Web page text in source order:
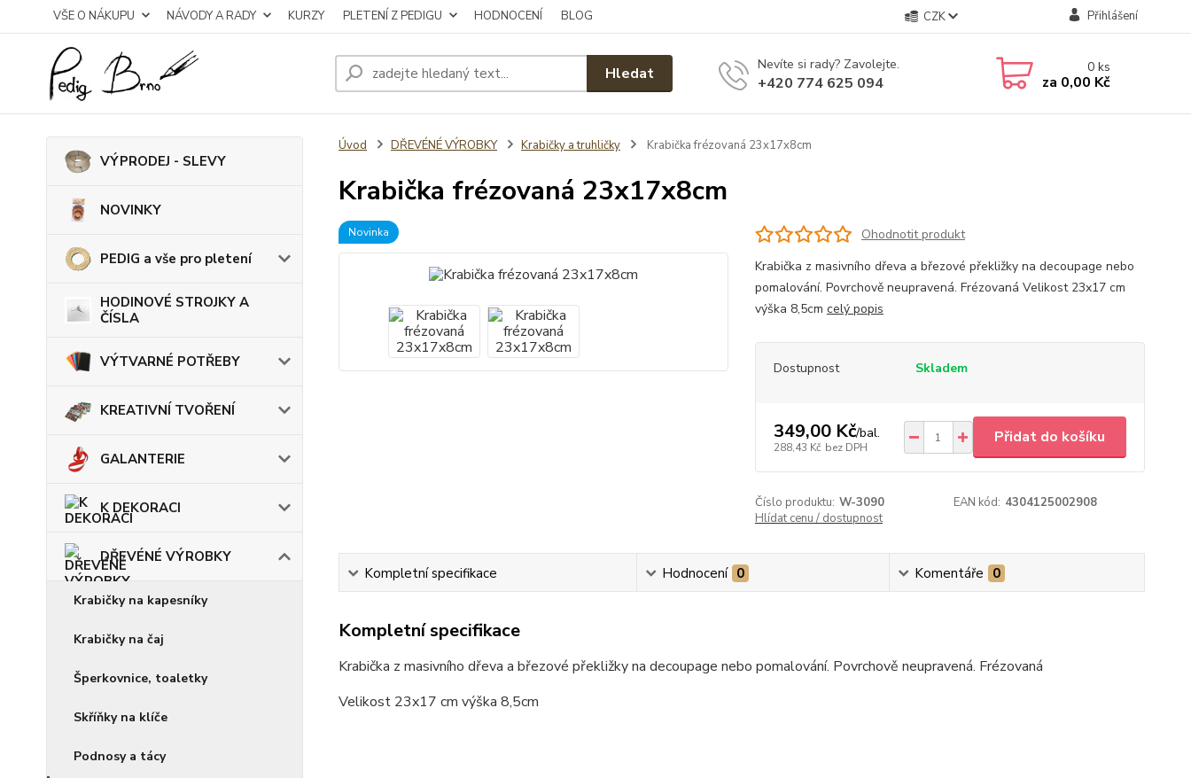
VŠE O NÁKUPU NÁVODY A RADY KURZY PLETENÍ Z PEDIGU HODNOCENÍ BLOG CZK Přihlášení
Hledat Nevíte si rady? Zavolejte.
+420 774 625 094
0ks
za 0,00 Kč
VÝPRODEJ - SLEVY
NOVINKY
PEDIG a vše pro pletení
HODINOVÉ STROJKY A
ČÍSLA
VÝTVARNÉ POTŘEBY
KREATIVNÍ TVOŘENÍ
GALANTERIE
K DEKORACI
DŘEVÉNÉ VÝROBKY
Krabičky na kapesníky
Krabičky na čaj
Šperkovnice, toaletky
Skříňky na klíče
Podnosy a tácy
Úvod DŘEVÉNÉ VÝROBKY Krabičky a truhličky Krabička frézovaná 23x17x8cm
Krabička frézovaná 23x17x8cm
Novinka
Ohodnotit produkt
Krabička z masivního dřeva a březové překližky na decoupage nebo
pomalování. Povrchově neupravená. Frézovaná Velikost 23x17 cm
výška 8,5cm celý popis
Dostupnost Skladem
349,00 Kč/bal.
288,43 Kč bez DPH
Přidat do košíku
Číslo produktu: W-3090 EAN kód: 4304125002908
Hlídat cenu / dostupnost
Kompletní specifikace Hodnocení 0 Komentáře 0
Kompletní specifikace
Krabička z masivního dřeva a březové překližky na decoupage nebo pomalování. Povrchově neupravená. Frézovaná
Velikost 23x17 cm výška 8,5cm